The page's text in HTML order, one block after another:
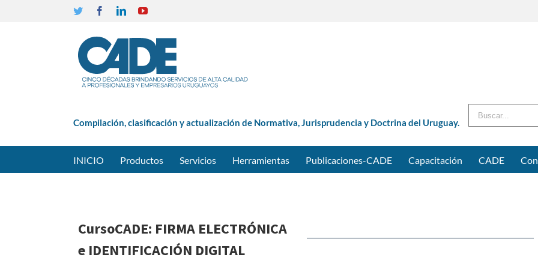
Twitter FacebookLinkedinYouTube
Compilación, clasificación y actualización de Normativa, Jurisprudencia y Doctrina del Uruguay.
INICIO Productos Servicios Herramientas Publicaciones-CADE Capacitación CADE
CursoCADE: FIRMA ELECTRÓNICA
e IDENTIFICACIÓN DIGITAL